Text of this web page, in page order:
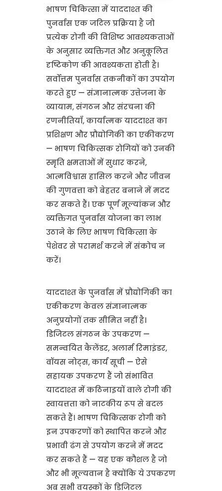
भाषण चिकित्सा में याददाश्त की
पुनर्वास एक जटिल प्रक्रिया है जो
प्रत्येक रोगी की विशिष्ट आवश्यकताओं
के अनुसार व्यक्तिगत और अनुकूलित
दृष्टिकोण की आवश्यकता होती है।
सर्वोत्तम पुनर्वास तकनीकों का उपयोग
करते हुए — संज्ञानात्मक उत्तेजना के
व्यायाम, संगठन और संरचना की
रणनीतियाँ, कार्यात्मक याददाश्त का
प्रशिक्षण और प्रौद्योगिकी का एकीकरण
— भाषण चिकित्सक रोगियों को उनकी
स्मृति क्षमताओं में सुधार करने,
आत्मविश्वास हासिल करने और जीवन
की गुणवत्ता को बेहतर बनाने में मदद
कर सकते हैं। एक पूर्ण मूल्यांकन और
व्यक्तिगत पुनर्वास योजना का लाभ
उठाने के लिए भाषण चिकित्सा के
पेशेवर से परामर्श करने में संकोच न
करें।
याददाश्त के पुनर्वास में प्रौद्योगिकी का
एकीकरण केवल संज्ञानात्मक
अनुप्रयोगों तक सीमित नहीं है।
डिजिटल संगठन के उपकरण —
समन्वयित कैलेंडर, अलार्म रिमाइंडर,
वॉयस नोट्स, कार्य सूची — ऐसे
सहायक उपकरण हैं जो संभावित
याददाश्त में कठिनाइयों वाले रोगी की
स्वायत्तता को नाटकीय रूप से बदल
सकते हैं। भाषण चिकित्सक रोगी को
इन उपकरणों को स्थापित करने और
प्रभावी ढंग से उपयोग करने में मदद
कर सकते हैं — यह एक कौशल है जो
और भी मूल्यवान है क्योंकि ये उपकरण
अब सभी वयस्कों के डिजिटल